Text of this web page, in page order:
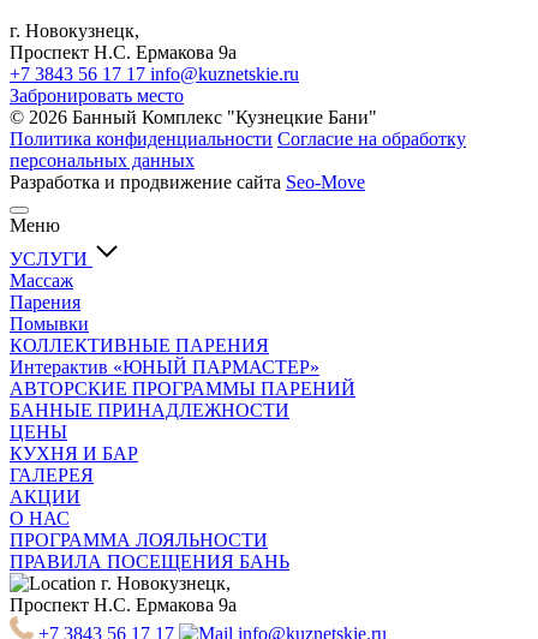
г. Новокузнецк,
Проспект Н.С. Ермакова 9а
+7 3843 56 17 17 info@kuznetskie.ru
Забронировать место
© 2026 Банный Комплекс "Кузнецкие Бани"
Политика конфиденциальности Согласие на обработку
персональных данных
Разработка и продвижение сайта Seo-Move
Меню
УСЛУГИ
Массаж
Парения
Помывки
КОЛЛЕКТИВНЫЕ ПАРЕНИЯ
Интерактив «ЮНЫЙ ПАРМАСТЕР»
АВТОРСКИЕ ПРОГРАММЫ ПАРЕНИЙ
БАННЫЕ ПРИНАДЛЕЖНОСТИ
ЦЕНЫ
КУХНЯ И БАР
ГАЛЕРЕЯ
АКЦИИ
О НАС
ПРОГРАММА ЛОЯЛЬНОСТИ
ПРАВИЛА ПОСЕЩЕНИЯ БАНЬ
г. Новокузнецк,
Проспект Н.С. Ермакова 9а
+7 3843 56 17 17
info@kuznetskie.ru